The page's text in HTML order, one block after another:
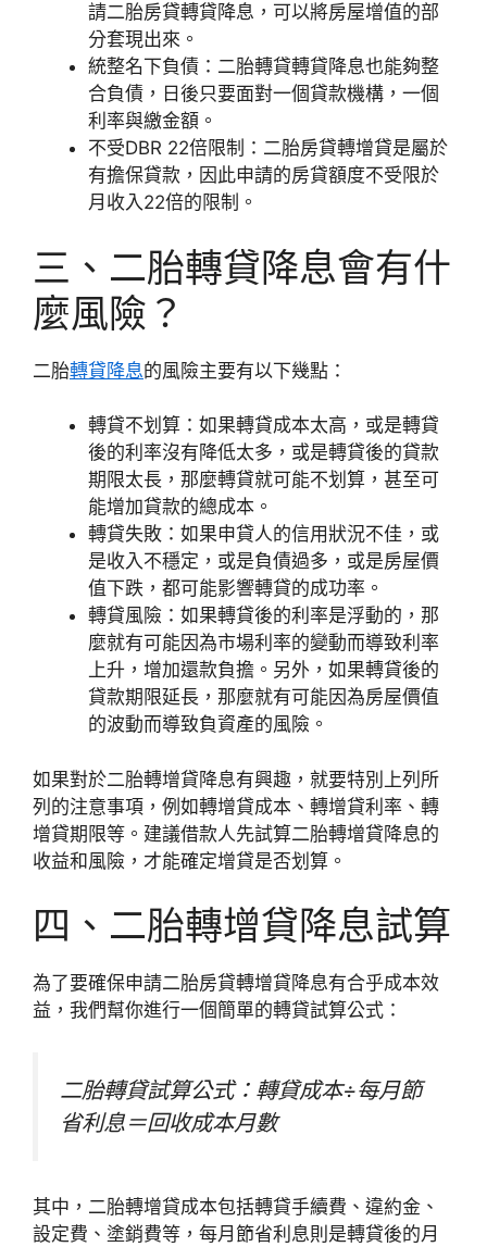
請二胎房貸轉貸降息，可以將房屋增值的部
分套現出來。
統整名下負債：二胎轉貸轉貸降息也能夠整
合負債，日後只要面對一個貸款機構，一個
利率與繳金額。
不受DBR 22倍限制：二胎房貸轉增貸是屬於
有擔保貸款，因此申請的房貸額度不受限於
月收入22倍的限制。
三、二胎轉貸降息會有什
麼風險？
二胎轉貸降息的風險主要有以下幾點：
轉貸不划算：如果轉貸成本太高，或是轉貸
後的利率沒有降低太多，或是轉貸後的貸款
期限太長，那麼轉貸就可能不划算，甚至可
能增加貸款的總成本。
轉貸失敗：如果申貸人的信用狀況不佳，或
是收入不穩定，或是負債過多，或是房屋價
值下跌，都可能影響轉貸的成功率。
轉貸風險：如果轉貸後的利率是浮動的，那
麼就有可能因為市場利率的變動而導致利率
上升，增加還款負擔。另外，如果轉貸後的
貸款期限延長，那麼就有可能因為房屋價值
的波動而導致負資產的風險。
如果對於二胎轉增貸降息有興趣，就要特別上列所
列的注意事項，例如轉增貸成本、轉增貸利率、轉
增貸期限等。建議借款人先試算二胎轉增貸降息的
收益和風險，才能確定增貸是否划算。
四、二胎轉增貸降息試算
為了要確保申請二胎房貸轉增貸降息有合乎成本效
益，我們幫你進行一個簡單的轉貸試算公式：
二胎轉貸試算公式：轉貸成本÷每月節
省利息＝回收成本月數
其中，二胎轉增貸成本包括轉貸手續費、違約金、
設定費、塗銷費等，每月節省利息則是轉貸後的月